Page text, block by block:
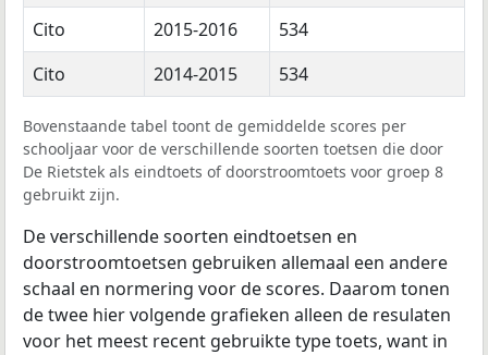
Cito
2015-2016
534
Cito
2014-2015 534
Bovenstaande tabel toont de gemiddelde scores per
schooljaar voor de verschillende soorten toetsen die door
De Rietstek als eindtoets of doorstroomtoets voor groep 8
gebruikt zijn.
De verschillende soorten eindtoetsen en
doorstroomtoetsen gebruiken allemaal een andere
schaal en normering voor de scores. Daarom tonen
de twee hier volgende grafieken alleen de resulaten
voor het meest recent gebruikte type toets, want in